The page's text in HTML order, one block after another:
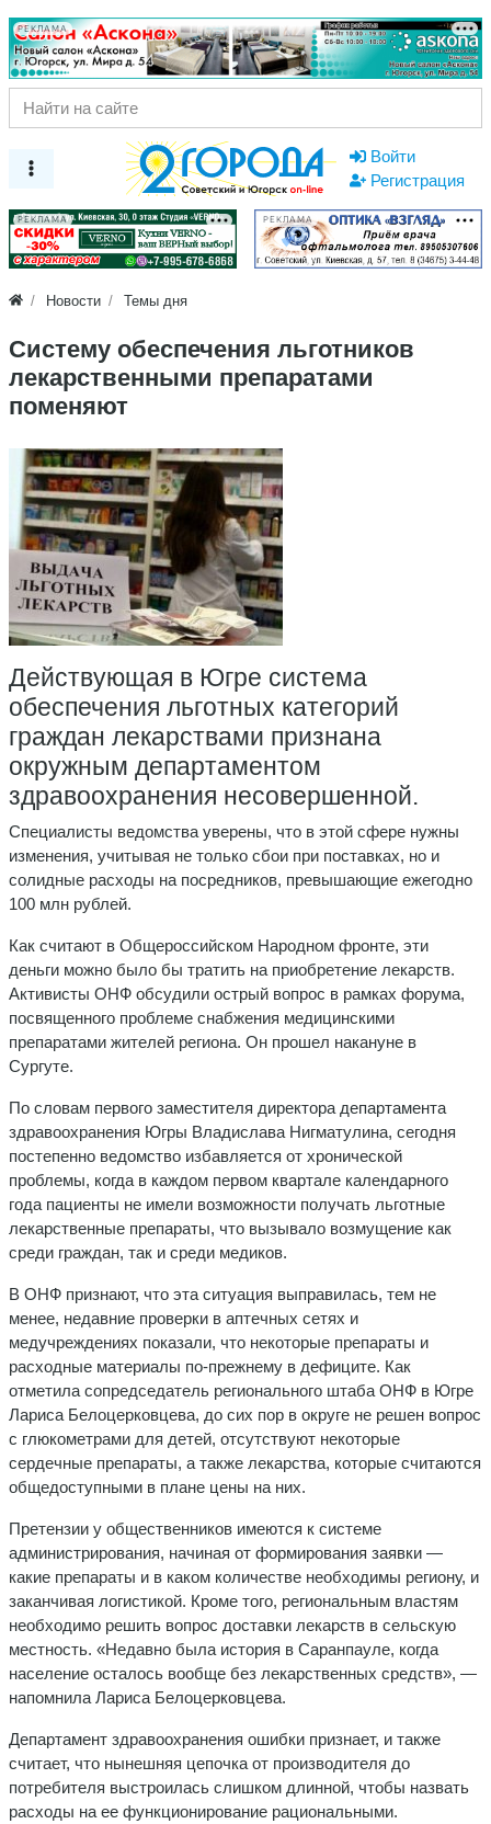
РЕКЛАМА
Войти
Регистрация
РЕКЛАМА РЕКЛАМА
Новости Темы дня
Систему обеспечения льготников
лекарственными препаратами
поменяют
Действующая в Югре система
обеспечения льготных категорий
граждан лекарствами признана
окружным департаментом
здравоохранения несовершенной.
Специалисты ведомства уверены, что в этой сфере нужны
изменения, учитывая не только сбои при поставках, но и
солидные расходы на посредников, превышающие ежегодно
100 млн рублей.
Как считают в Общероссийском Народном фронте, эти
деньги можно было бы тратить на приобретение лекарств.
Активисты ОНФ обсудили острый вопрос в рамках форума,
посвященного проблеме снабжения медицинскими
препаратами жителей региона. Он прошел накануне в
Сургуте.
По словам первого заместителя директора департамента
здравоохранения Югры Владислава Нигматулина, сегодня
постепенно ведомство избавляется от хронической
проблемы, когда в каждом первом квартале календарного
года пациенты не имели возможности получать льготные
лекарственные препараты, что вызывало возмущение как
среди граждан, так и среди медиков.
В ОНФ признают, что эта ситуация выправилась, тем не
менее, недавние проверки в аптечных сетях и
медучреждениях показали, что некоторые препараты и
расходные материалы по-прежнему в дефиците. Как
отметила сопредседатель регионального штаба ОНФ в Югре
Лариса Белоцерковцева, до сих пор в округе не решен вопрос
с глюкометрами для детей, отсутствуют некоторые
сердечные препараты, а также лекарства, которые считаются
общедоступными в плане цены на них.
Претензии у общественников имеются к системе
администрирования, начиная от формирования заявки —
какие препараты и в каком количестве необходимы региону, и
заканчивая логистикой. Кроме того, региональным властям
необходимо решить вопрос доставки лекарств в сельскую
местность. «Недавно была история в Саранпауле, когда
население осталось вообще без лекарственных средств», —
напомнила Лариса Белоцерковцева.
Департамент здравоохранения ошибки признает, и также
считает, что нынешняя цепочка от производителя до
потребителя выстроилась слишком длинной, чтобы назвать
расходы на ее функционирование рациональными.